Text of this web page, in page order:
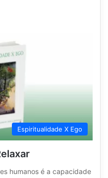
Espiritualidade X Ego
humanos é a capacidade